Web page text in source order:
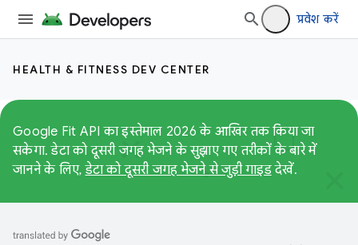
प्रवेश करें
HEALTH & FITNESS DEV CENTER
Google Fit API का इस्तेमाल 2026 के आखिर तक किया जा
सकेगा. डेटा को दूसरी जगह भेजने के सुझाए गए तरीकों के बारे में
जानने के लिए,डेटा को दूसरी जगह भेजने से जुड़ी गाइडदेखें.